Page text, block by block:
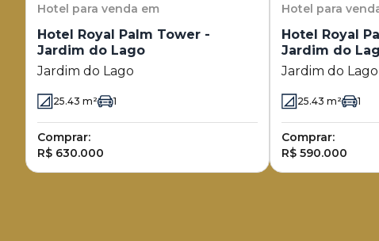
Hotel para venda em
Hotel Royal Palm Tower -
Jardim do Lago
Jardim do Lago
25.43 m² 1
Comprar:
R$ 630.000
Hotel para
Hotel Royal
Jardim do
Jardim do Lago
25.43 m² 1
Comprar:
R$ 590.000